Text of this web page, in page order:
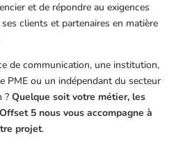
et de répondre au exigences
clients et partenaires en matière
de communication, une institution,
PME ou un indépendant du secteur
? Quelque soit votre métier, les
5 nous vous accompagne à
projet.